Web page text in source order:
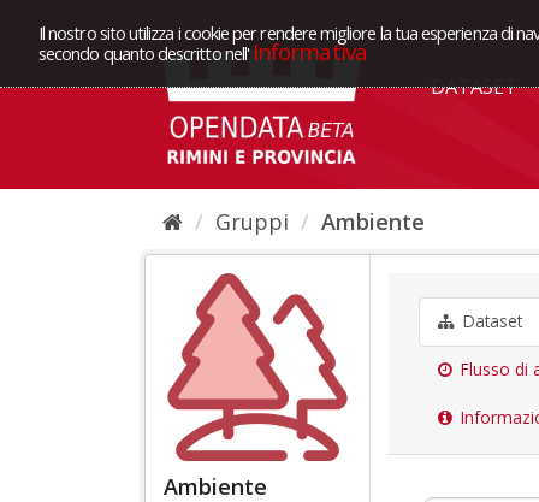
Il nostro sito utilizza i cookie per rendere migliore la tua esperienza di
secondo quanto descritto nell' Informativa
DATASET
Gruppi Ambiente
Ambiente
Dataset
Flusso di